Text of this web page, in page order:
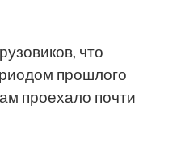
что
прошлого
проехало почти